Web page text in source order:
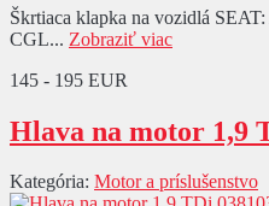
Škrtiaca klapka na vozidlá
CGL... Zobraziť viac
145 - 195 EUR
Hlava na motor 1,9
Kategória: Motor a príslušenstvo